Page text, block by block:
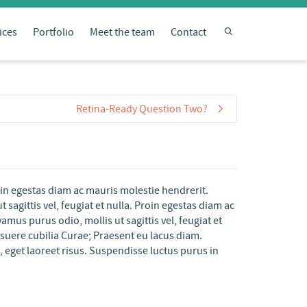
Portfolio Meet the team Contact
Retina-Ready Question Two?
egestas diam ac mauris molestie hendrerit.
vel, feugiat et nulla. Proin egestas diam ac
purus odio, mollis ut sagittis vel, feugiat et
cubilia Curae; Praesent eu lacus diam.
laoreet risus. Suspendisse luctus purus in